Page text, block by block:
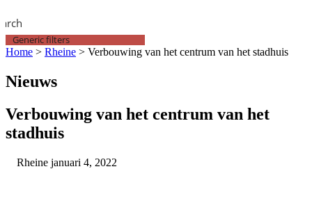
Generic filters
Home > Rheine > Verbouwing van het centrum van het stadhuis
Nieuws
Verbouwing van het centrum van het
stadhuis
Rheine januari 4, 2022